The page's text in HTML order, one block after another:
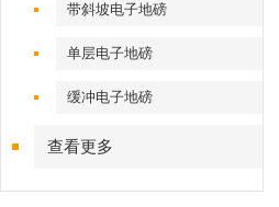
带斜坡电子地磅
单层电子地磅
缓冲电子地磅
查看更多